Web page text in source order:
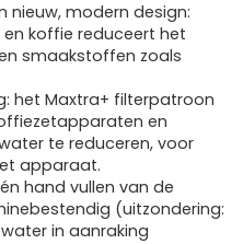
nieuw, modern design:
koffie reduceert het
smaakstoffen zoals
het Maxtra+ filterpatroon
en
te reduceren, voor
apparaat.
hand vullen van de
(uitzondering:
in aanraking